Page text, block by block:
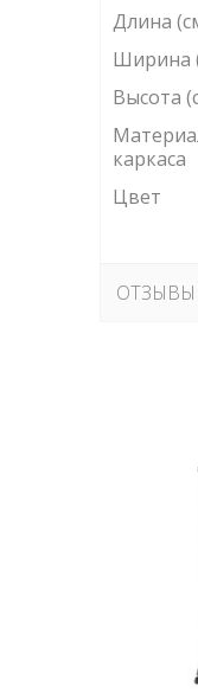
Длина
Ширина
Высота
каркаса
Цвет
ОТЗЫВЫ